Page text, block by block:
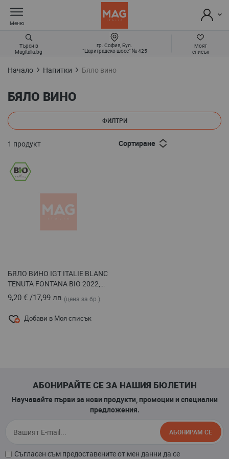
Меню
Търси в
Magitalia.bg
Моят
списък
гр. София, Бул.
“Цариградско шосе“ № 425
Начало Напитки Бяло вино
БЯЛО ВИНО
ФИЛТРИ
1 продукт Сортиране
БЯЛО ВИНО IGT ITALIE BLANC
TENUTA FONTANA BIO 2022,
750 МЛ
9,20 € /17,99 лв.(цена за бр.)
Добави в Моя списък
АБОНИРАЙТЕ СЕ ЗА НАШИЯ БЮЛЕТИН
Научавайте първи за нови продукти, промоции и специални
предложения.
Съгласен съм предоставените от мен данни да се
АБОНИРАМ СЕ